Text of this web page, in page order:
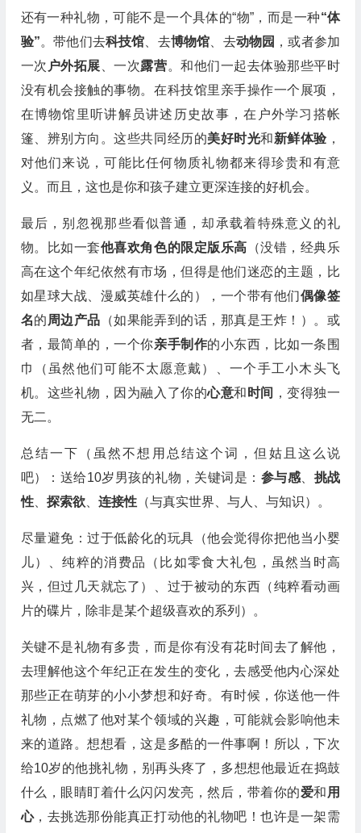
还有一种礼物，可能不是一个具体的“物”，而是一种“体
验”。带他们去科技馆 、去博物馆 、去动物园 ，或者参加
一次 户外拓展 、一次露营。和他们一起去体验那些平时
没有机会接触的事物。在科技馆里亲手操作一个展项，
在博物馆里听讲解员讲述历史故事，在户外学习搭帐
篷、辨别方向。这些共同经历的美好时光和新鲜体验 ，
对他们来说，可能比任何物质礼物都来得珍贵和有意
义。而且，这也是你和孩子建立更深连接的好机会。
最后，别忽视那些看似普通，却承载着特殊意义的礼
物。比如一套他喜欢角色的限定版乐高 （没错，经典乐
高在这个年纪依然有市场，但得是他们迷恋的主题，比
如星球大战、漫威英雄什么的），一个带有他们偶像签
名的 周边产品 （如果能弄到的话，那真是王炸！）。或
者，最简单的，一个你亲手制作的小东西，比如一条围
巾（虽然他们可能不太愿意戴）、一个手工小木头飞
机。这些礼物，因为融入了你的心意和 时间 ，变得独一
无二。
总结一下（虽然不想用总结这个词，但姑且这么说
吧）：送给10岁男孩的礼物，关键词是： 参与感
挑战
性、 探索欲、 连接性（与真实世界、与人、与知识）。
尽量避免：过于低龄化的玩具（他会觉得你把他当小婴
儿）、纯粹的消费品（比如零食大礼包，虽然当时高
兴，但过几天就忘了）、过于被动的东西（纯粹看动画
片的碟片，除非是某个超级喜欢的系列）。
关键不是礼物有多贵，而是你有没有花时间去了解他，
去理解他这个年纪正在发生的变化，去感受他内心深处
那些正在萌芽的小小梦想和好奇。有时候，你送他一件
礼物，点燃了他对某个领域的兴趣，可能就会影响他未
来的道路。想想看，这是多酷的一件事啊！所以，下次
给10岁的他挑礼物，别再头疼了，多想想他最近在捣鼓
什么，眼睛盯着什么闪闪发亮，然后，带着你的爱和 用
心，去挑选那份能真正打动他的礼物吧！也许是一架需